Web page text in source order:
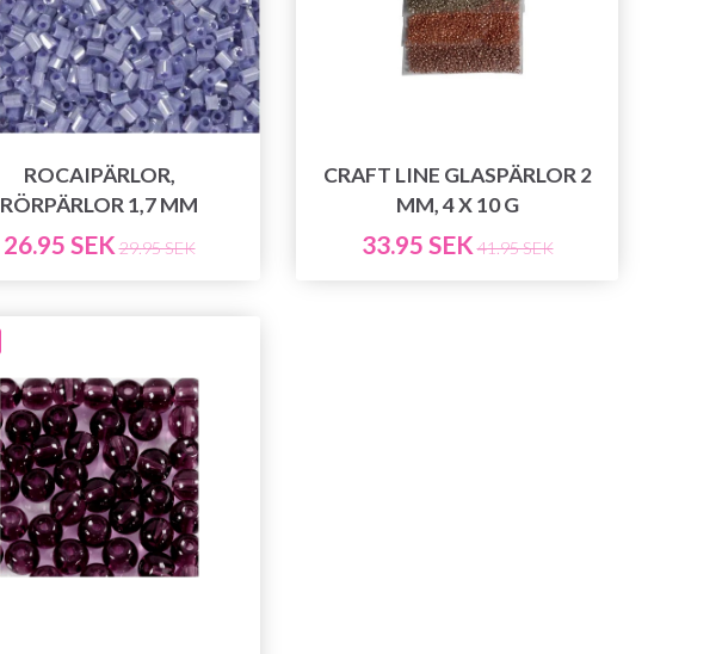
ROCAIPÄRLOR,
RÖRPÄRLOR 1,7 MM
26.95 SEK 29.95 SEK
CRAFT LINE GLASPÄRLOR 2
MM, 4 X 10 G
33.95 SEK 41.95 SEK